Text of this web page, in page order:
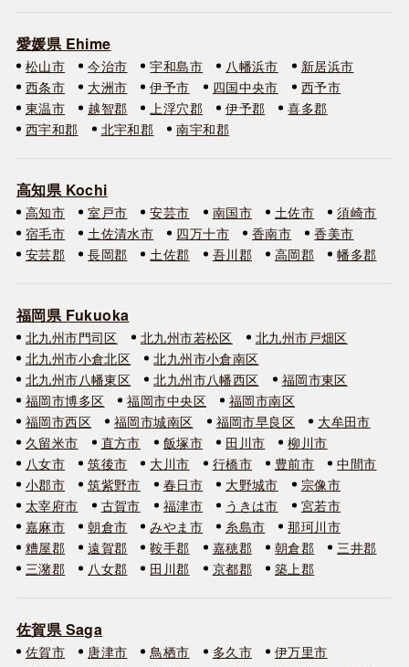
愛媛県 Ehime
松山市 今治市 宇和島市 八幡浜市
新居浜市
西条市
大洲市 伊予市 四国中央市
西予市
東温市
越智郡 上浮穴郡 伊予郡
喜多郡
西宇和郡
北宇和郡 南宇和郡
高知県 Kochi
高知市 室戸市 安芸市 南国市 土佐市
須崎市
宿毛市
土佐清水市 四万十市 香南市
香美市
安芸郡
長岡郡 土佐郡 吾川郡 高岡郡 幡多郡
福岡県 Fukuoka
北九州市門司区 北九州市若松区
北九州市戸畑区
北九州市小倉北区
北九州市小倉南区
北九州市八幡東区
北九州市八幡西区
福岡市東区
福岡市博多区
福岡市中央区
福岡市南区
福岡市西区
福岡市城南区 福岡市早良区
大牟田市
久留米市
直方市 飯塚市 田川市
柳川市
八女市
筑後市 大川市 行橋市 豊前市
中間市
小郡市
筑紫野市 春日市 大野城市
宗像市
太宰府市
古賀市 福津市 うきは市
宮若市
嘉麻市
朝倉市 みやま市 糸島市
那珂川市
糟屋郡
遠賀郡 鞍手郡 嘉穂郡 朝倉郡
三井郡
三潴郡
八女郡 田川郡 京都郡 築上郡
佐賀県 Saga
佐賀市 唐津市 鳥栖市 多久市
伊万里市